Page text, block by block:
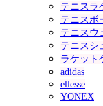
テニスラ
テニスボ
テニスウ
テニスシ
ラケット
adidas
ellesse
YONEX